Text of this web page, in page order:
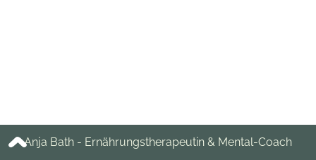
Anja Bath - Ernährungstherapeutin & Mental-Coach